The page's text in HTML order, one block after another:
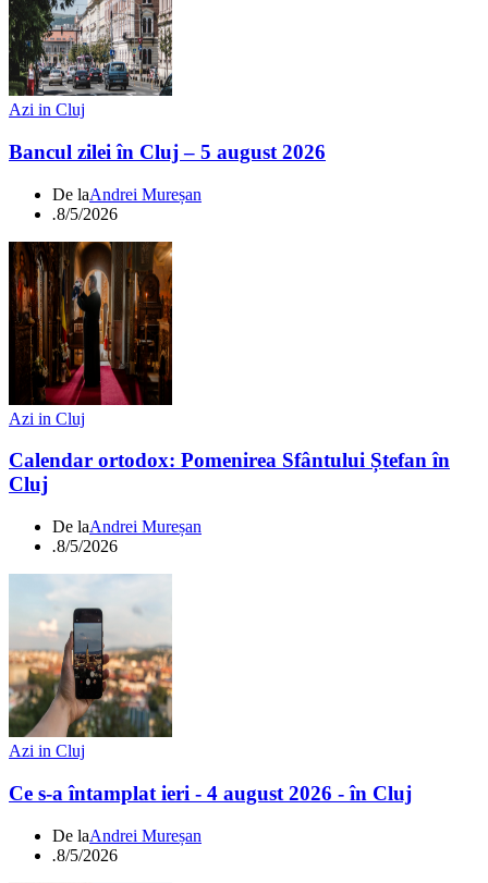
Azi in Cluj
Bancul zilei în Cluj – 5 august 2026
De laAndrei Mureșan
.8/5/2026
Azi in Cluj
Calendar ortodox: Pomenirea Sfântului Ștefan în
Cluj
De laAndrei Mureșan
.8/5/2026
Azi in Cluj
Ce s-a întamplat ieri - 4 august 2026 - în Cluj
De laAndrei Mureșan
.8/5/2026